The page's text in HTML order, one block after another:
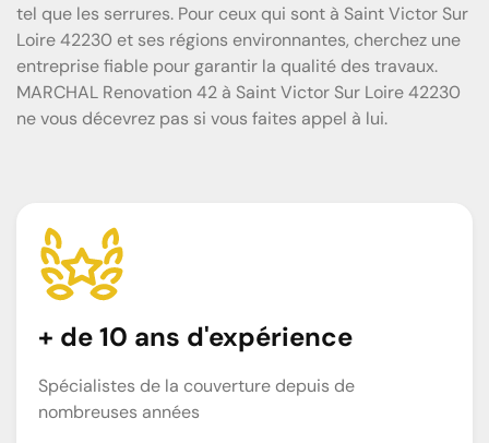
tel que les serrures. Pour ceux qui sont à Saint Victor Sur
Loire 42230 et ses régions environnantes, cherchez une
entreprise fiable pour garantir la qualité des travaux.
MARCHAL Renovation 42 à Saint Victor Sur Loire 42230
ne vous décevrez pas si vous faites appel à lui.
+ de 10 ans d'expérience
Spécialistes de la couverture depuis de
nombreuses années